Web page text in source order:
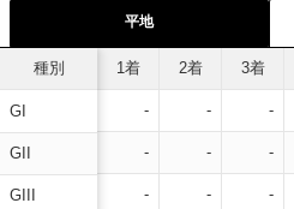
平地
種別
GI
GII
GIII
1着 2着 3着
- - -
- - -
- - -